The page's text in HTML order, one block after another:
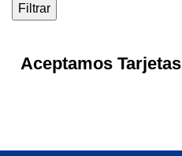
Filtrar
Aceptamos Tarjetas